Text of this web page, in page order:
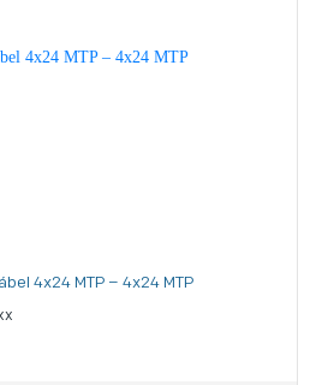
4x24 MTP – 4x24 MTP